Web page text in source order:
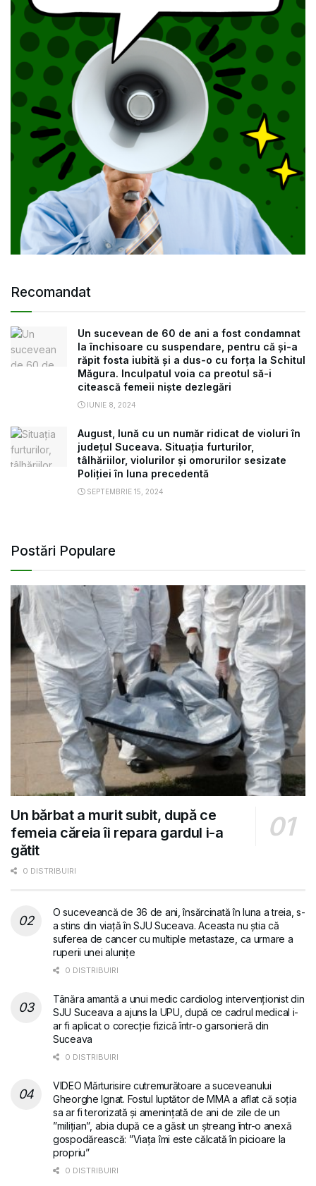
Recomandat
Un sucevean de 60 de ani a fost condamnat
la închisoare cu suspendare, pentru că și-a
răpit fosta iubită și a dus-o cu forța la Schitul
Măgura. Inculpatul voia ca preotul să-i
citească femeii niște dezlegări
IUNIE 8, 2024
August, lună cu un număr ridicat de violuri în
județul Suceava. Situația furturilor,
tâlhăriilor, violurilor și omorurilor sesizate
Poliției în luna precedentă
SEPTEMBRIE 15, 2024
Postări Populare
Un bărbat a murit subit, după ce
femeia căreia îi repara gardul i-a
gătit
0 DISTRIBUIRI
O suceveancă de 36 de ani, însărcinată în luna a treia, s-
a stins din viață în SJU Suceava. Aceasta nu știa că
suferea de cancer cu multiple metastaze, ca urmare a
ruperii unei alunițe
0 DISTRIBUIRI
Tânăra amantă a unui medic cardiolog intervenționist din
SJU Suceava a ajuns la UPU, după ce cadrul medical i-
ar fi aplicat o corecție fizică într-o garsonieră din
Suceava
0 DISTRIBUIRI
VIDEO Mărturisire cutremurătoare a suceveanului
Gheorghe Ignat. Fostul luptător de MMA a aflat că soția
sa ar fi terorizată și amenințată de ani de zile de un
”milițian”, abia după ce a găsit un ștreang într-o anexă
gospodărească: ”Viața îmi este călcată în picioare la
propriu”
0 DISTRIBUIRI